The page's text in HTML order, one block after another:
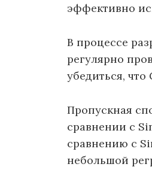
эффективно
В процессе
регулярно
убедиться,
Пропускная
сравнении с
сравнению с
небольшой